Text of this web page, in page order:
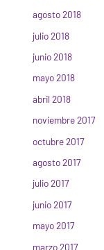
agosto 2018
julio 2018
junio 2018
mayo 2018
abril 2018
noviembre 2017
octubre 2017
agosto 2017
julio 2017
junio 2017
mayo 2017
marzo 2017